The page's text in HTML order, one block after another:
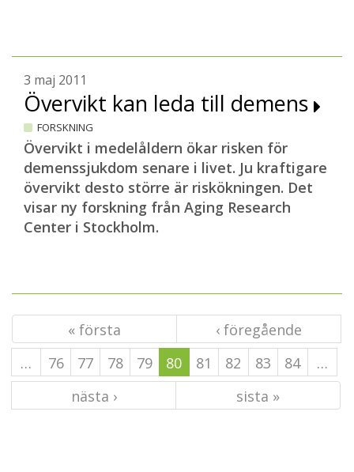
3 maj 2011
Övervikt kan leda till demens
FORSKNING
Övervikt i medelåldern ökar risken för
demenssjukdom senare i livet. Ju kraftigare
övervikt desto större är riskökningen. Det
visar ny forskning från Aging Research
Center i Stockholm.
« första
‹ föregående
…
76 77 78 79 80 81 82 83 84
…
nästa ›
sista »